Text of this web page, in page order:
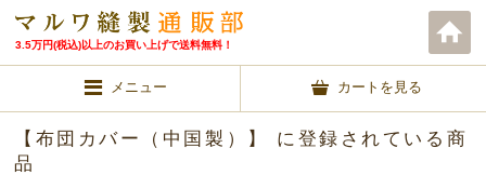
3.5万円(税込)以上のお買い上げで送料無料！
メニュー カートを見る
【布団カバー（中国製）】 に登録されている商
品